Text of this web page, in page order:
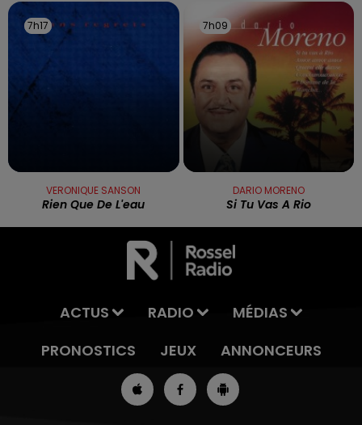
7h17
7h17
VERONIQUE SANSON
Rien Que De L'eau
7h09
7h09
DARIO MORENO
Si Tu Vas A Rio
ACTUS RADIO
MÉDIAS
PRONOSTICS
JEUX ANNONCEURS